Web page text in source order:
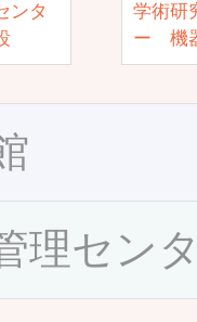
ンタ
学術研
ー 機
理セン